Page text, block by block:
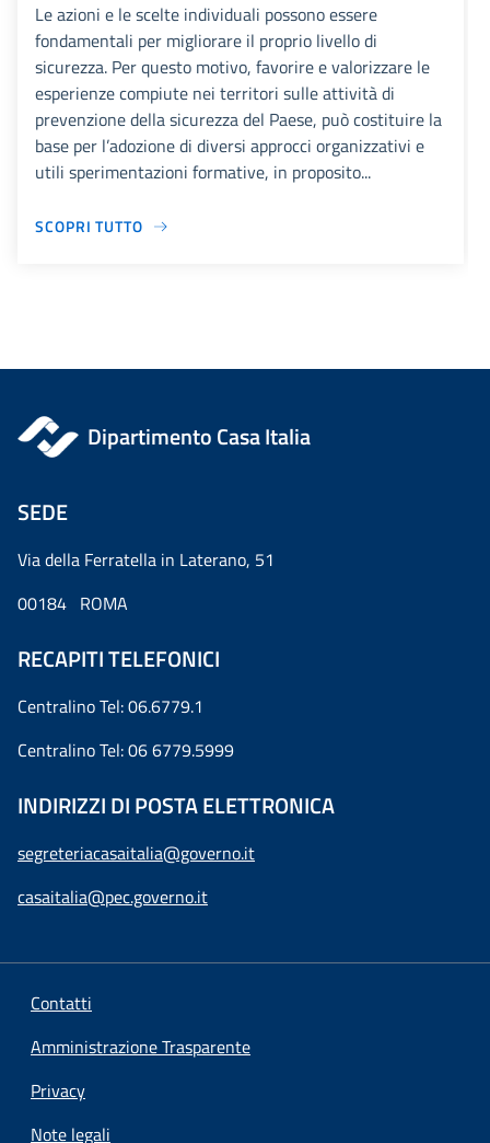
Le azioni e le scelte individuali possono essere
fondamentali per migliorare il proprio livello di
sicurezza. Per questo motivo, favorire e valorizzare le
esperienze compiute nei territori sulle attività di
prevenzione della sicurezza del Paese, può costituire la
base per l’adozione di diversi approcci organizzativi e
utili sperimentazioni formative, in proposito...
SCOPRI TUTTO
Dipartimento Casa Italia
SEDE
Via della Ferratella in Laterano, 51
00184 ROMA
RECAPITI TELEFONICI
Centralino Tel: 06.6779.1
Centralino Tel: 06 6779.5999
INDIRIZZI DI POSTA ELETTRONICA
segreteriacasaitalia@governo.it
casaitalia@pec.governo.it
Contatti
Amministrazione Trasparente
Privacy
Note legali